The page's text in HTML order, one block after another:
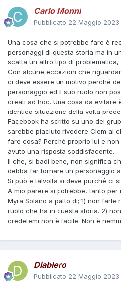
Carlo Monni
Pubblicato 22 Maggio 2023
Una cosa che si potrebbe fare è
personaggi di questa storia ma in
scatta un altro tipo di
Con alcune eccezioni che
ci deve essere un motivo perché
personaggio ed il suo ruolo non
creati ad hoc. Una cosa da evitare
identica situazione della volta
Facebook ha scritto su uno dei
sarebbe piaciuto rivedere Clem al
fare cosa? Perché proprio lui e non
avuto una risposta soddisfacente.
Il che, si badi bene, non significa
debba far tornare un personaggio
Si può e talvolta si deve purché ci
A mio parere si potrebbe, tanto per
Myra Solano a patto di; 1) non farle
ruolo che ha in questa storia. 2)
credetemi non è facile. Non è
Diablero
Pubblicato 22 Maggio 2023